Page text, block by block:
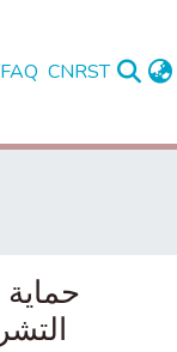
FAQ CNRST